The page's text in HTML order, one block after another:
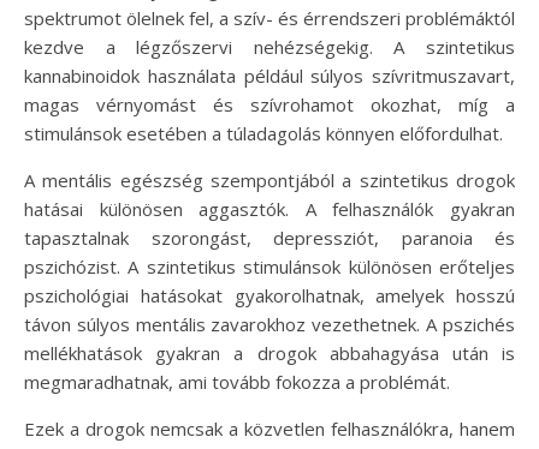
spektrumot ölelnek fel, a szív- és érrendszeri problémáktól
kezdve a légzőszervi nehézségekig. A szintetikus
kannabinoidok használata például súlyos szívritmuszavart,
magas vérnyomást és szívrohamot okozhat, míg a
stimulánsok esetében a túladagolás könnyen előfordulhat.
A mentális egészség szempontjából a szintetikus drogok
hatásai különösen aggasztók. A felhasználók gyakran
tapasztalnak szorongást, depressziót, paranoia és
pszichózist. A szintetikus stimulánsok különösen erőteljes
pszichológiai hatásokat gyakorolhatnak, amelyek hosszú
távon súlyos mentális zavarokhoz vezethetnek. A pszichés
mellékhatások gyakran a drogok abbahagyása után is
megmaradhatnak, ami tovább fokozza a problémát.
Ezek a drogok nemcsak a közvetlen felhasználókra, hanem